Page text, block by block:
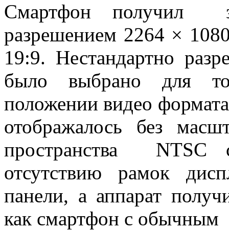
Смартфон получил
разрешением 2264 ×
19:9. Нестандартно
было выбрано для
положении видео
отображалось без
пространства NTSC
отсутствию рамок
панели, а аппарат
как смартфон с